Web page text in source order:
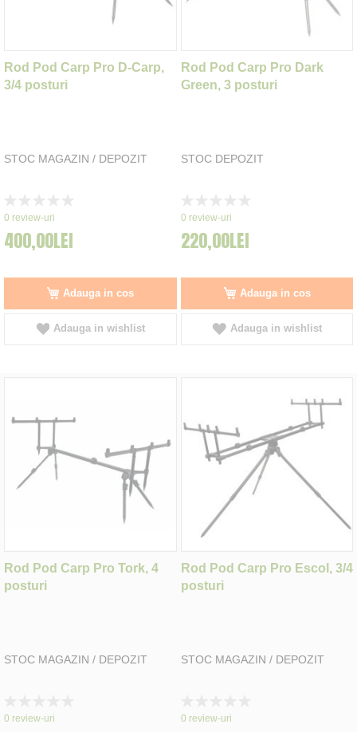
Rod Pod Carp Pro D-Carp,
3/4 posturi
STOC MAGAZIN / DEPOZIT
0%
0 review-uri
400,00LEI
Adauga in cos
Adauga in wishlist
Rod Pod Carp Pro Dark
Green, 3 posturi
STOC DEPOZIT
0%
0 review-uri
220,00LEI
Adauga in cos
Adauga in wishlist
Rod Pod Carp Pro Tork, 4
posturi
STOC MAGAZIN / DEPOZIT
0%
0 review-uri
Rod Pod Carp Pro Escol, 3/4
posturi
STOC MAGAZIN / DEPOZIT
0%
0 review-uri